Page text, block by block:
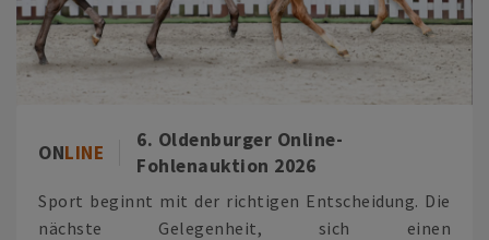
ONLINE
6. Oldenburger Online-
Fohlenauktion 2026
Sport beginnt mit der richtigen Entscheidung. Die
nächste Gelegenheit, sich einen